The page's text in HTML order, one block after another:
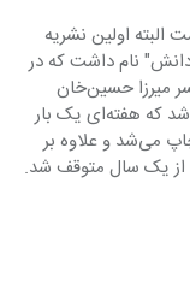
البته اولین نشریه
نام داشت که در
سال 1289 ه- ش توسط "خانم دکتر کحال" همسر میرزا حسین‌خان
کحال انتشار ‌یافت. این نشریه در تهران منتشر ‌شد که هفته‌ای یک بار
و در هشت صفحه با قطع رحلی و چاپ سربی چاپ می‌شد و علاوه بر